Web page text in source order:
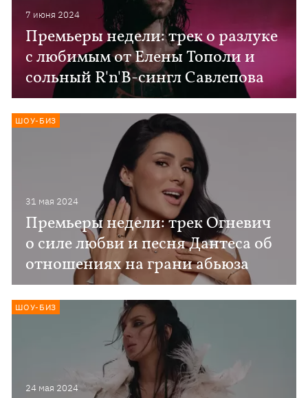
7 июня 2024
Премьеры недели: трек о разлуке
с любимым от Елены Тополи и
сольный R'n'B-сингл Савлепова
31 мая 2024
Премьеры недели: трек Огневич
о силе любви и песня Дантеса об
отношениях на грани абьюза
ШОУ-БИЗ
24 мая 2024
ШОУ-БИЗ